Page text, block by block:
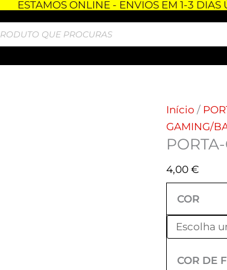
ESTAMOS ONLINE - ENVIOS EM 1-3 DIAS
Início /
GAMING/
4,00€
COR
COR DE
de
GAMES